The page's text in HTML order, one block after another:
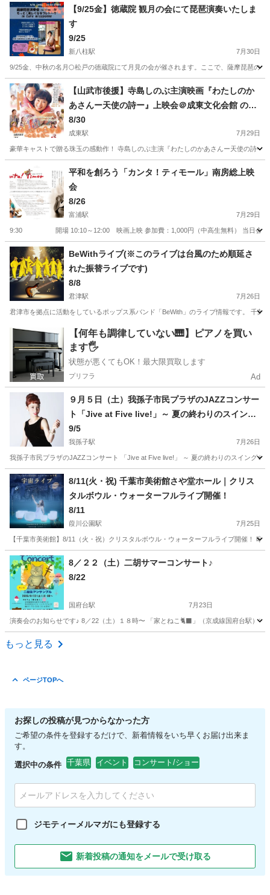
【9/25金】徳蔵院 観月の会にて琵琶演奏いたしま
す
9/25
新八柱駅 7月30日
9/25金、中秋の名月🌕️松戸の徳蔵院にて月見の会が催されます。ここで、薩摩琵琶の
千葉 松戸市 新八柱駅 コンサート/ショー お寺
【山武市後援】寺島しのぶ主演映画『わたしのか
あさんー天使の詩ー』上映会＠成東文化会館 のぎ
くプラザ
8/30
成東駅 7月29日
豪華キャストで贈る珠玉の感動作！ 寺島しのぶ主演『わたしのかあさんー天使の詩―
成東駅 コンサート/ショー
平和を創ろう「カンタ！ティモール」南房総上映
会
8/26
富浦駅 7月29日
9:30 開場 10:10～12:00 映画上映 参加費：1,000円（中高生無料） 当日会場に
千葉 南房総市 富浦駅 コンサート/ショー 会場
BeWithライブ(※このライブは台風のため順延さ
れた振替ライブです)
8/8
君津駅 7月26日
君津市を拠点に活動をしているポップス系バンド「BeWith」のライブ情報です。 千
千葉 君津市 君津駅 コンサート/ショー ライブ
【何年も調律していない🎹】ピアノを買い
ます🖐️
状態が悪くてもOK！最大限買取します
プリフラ Ad
９月５日（土）我孫子市民プラザのJAZZコンサー
ト「Jive at Five live!」～ 夏の終わりのスイング
＆ジャイブ ～
9/5
我孫子駅 7月26日
我孫子市民プラザのJAZZコンサート 「Jive at Five live!」 ～ 夏の終わりのスイン
千葉 我孫子市 我孫子駅 コンサート/ショー プラザ
8/11(火・祝) 千葉市美術館さや堂ホール｜クリス
タルボウル・ウォーターフルライブ開催！
8/11
葭川公園駅 7月25日
【千葉市美術館】8/11（火・祝）クリスタルボウル・ウォーターフルライブ開催！
千葉 千葉市 葭川公園駅 コンサート/ショー
クリスタルボウル
8／２２（土）二胡サマーコンサート♪
8/22
国府台駅 7月23日
演奏会のお知らせです♪ 8／22（土）１８時〜 「家とねこ🐈‍⬛」（京成線国府台駅
千葉 市川市
もっと見る
ページTOPへ
お探しの投稿が見つからなかった方
ご希望の条件を登録するだけで、新着情報をいち早くお届け出来ま
す。
選択中の条件 千葉県 イベント コンサート/ショー
ジモティーメルマガにも登録する
新着投稿の通知をメールで受け取る